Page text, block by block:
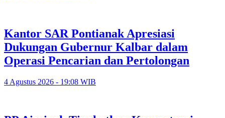
Kantor SAR Pontianak Apresiasi
Dukungan Gubernur Kalbar dalam
Operasi Pencarian dan Pertolongan
4 Agustus 2026 - 19:08 WIB